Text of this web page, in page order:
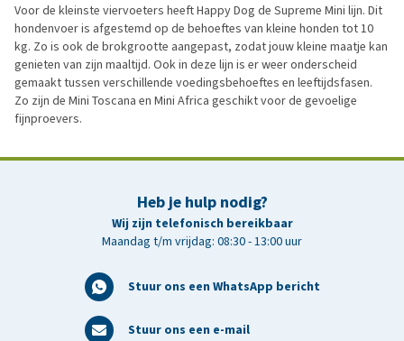
Voor de kleinste viervoeters heeft Happy Dog de Supreme Mini lijn. Dit
hondenvoer is afgestemd op de behoeftes van kleine honden tot 10
kg. Zo is ook de brokgrootte aangepast, zodat jouw kleine maatje kan
genieten van zijn maaltijd. Ook in deze lijn is er weer onderscheid
gemaakt tussen verschillende voedingsbehoeftes en leeftijdsfasen.
Zo zijn de Mini Toscana en Mini Africa geschikt voor de gevoelige
fijnproevers.
Heb je hulp nodig?
Wij zijn telefonisch bereikbaar
Maandag t/m vrijdag: 08:30 - 13:00 uur
Stuur ons een WhatsApp bericht
Stuur ons een e-mail